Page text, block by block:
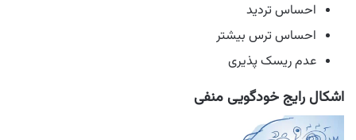
احساس تردید
احساس ترس بیشتر
عدم ریسک پذیری
اشکال رایج خودگویی منفی